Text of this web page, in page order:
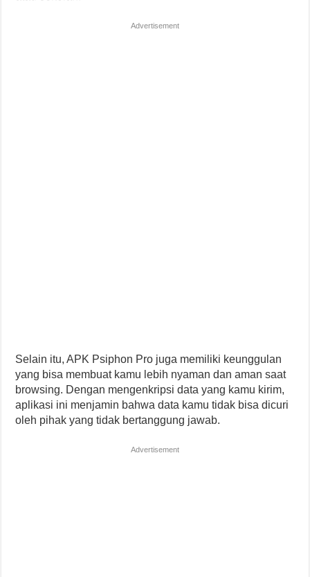
Advertisement
Selain itu, APK Psiphon Pro juga memiliki keunggulan
yang bisa membuat kamu lebih nyaman dan aman saat
browsing. Dengan mengenkripsi data yang kamu kirim,
aplikasi ini menjamin bahwa data kamu tidak bisa dicuri
oleh pihak yang tidak bertanggung jawab.
Advertisement